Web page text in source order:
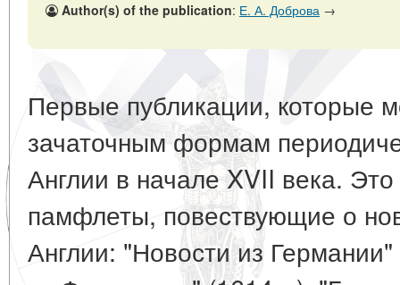
Author(s) of the publication: Е. А. Доброва →
Первые публикации, которые
зачаточным формам
Англии в начале XVII века.
памфлеты, повествующие о
Англии: "Новости из